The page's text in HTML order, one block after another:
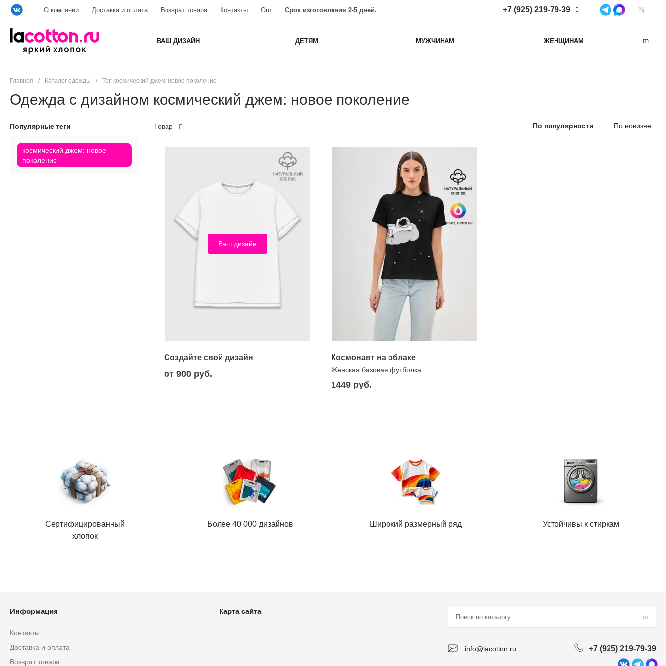
О компании Доставка и оплата Возврат товара Контакты Опт Срок изготовления 2-5 дней. +7 (925) 219-79-39
Нижегородская область,
ВАШ ДИЗАЙН ДЕТЯМ МУЖЧИНАМ ЖЕНЩИНАМ
Главная / Каталог одежды / Тег: космический джем: новое поколение
Одежда с дизайном космический джем: новое поколение
Популярные теги
космический джем: новое
поколение
Товар По популярности По новизне
Ваш дизайн
Создайте свой дизайн
от 900 руб.
Космонавт на облаке
Женская базовая футболка
1449 руб.
Сертифицированный
хлопок
Более 40 000 дизайнов Широкий размерный ряд Устойчивы к стиркам
Информация
Контакты
Доставка и оплата
Возврат товара
Карта сайта
info@lacotton.ru +7 (925) 219-79-39